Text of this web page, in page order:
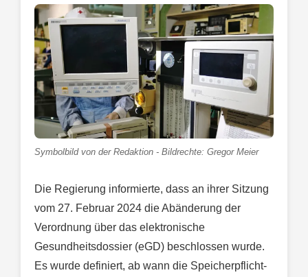
Symbolbild von der Redaktion - Bildrechte: Gregor Meier
Die Regierung informierte, dass an ihrer Sitzung
vom 27. Februar 2024 die Abänderung der
Verordnung über das elektronische
Gesundheitsdossier (eGD) beschlossen wurde.
Es wurde definiert, ab wann die Speicherpflicht-